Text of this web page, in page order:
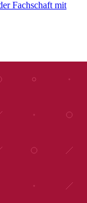
Fachschaft mit